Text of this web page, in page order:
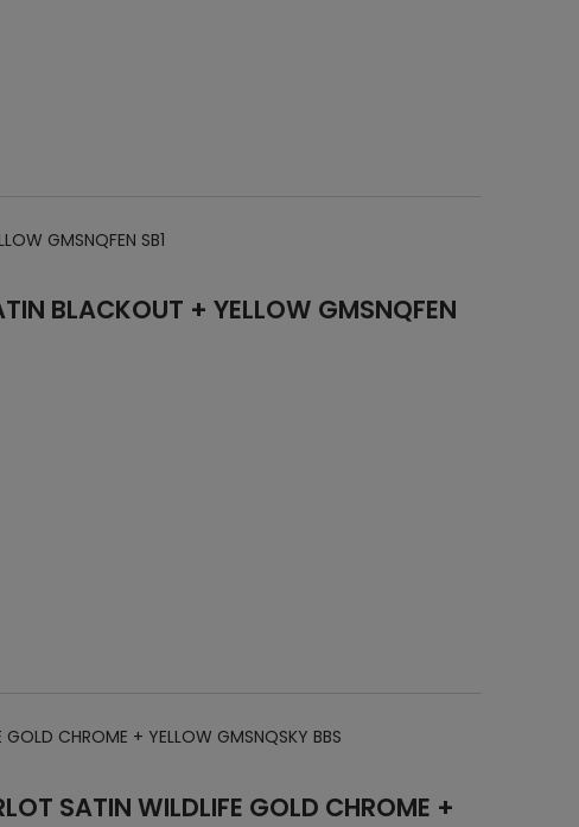
GMSNQFEN SB1
BLACKOUT + YELLOW GMSNQFEN
CHROME + YELLOW GMSNQSKY BBS
SATIN WILDLIFE GOLD CHROME +